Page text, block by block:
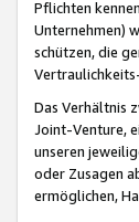
Pflichten
Unternehmen)
schützen, die
Das Verhältnis
Joint-Venture,
unseren
oder Zusagen
ermöglichen,